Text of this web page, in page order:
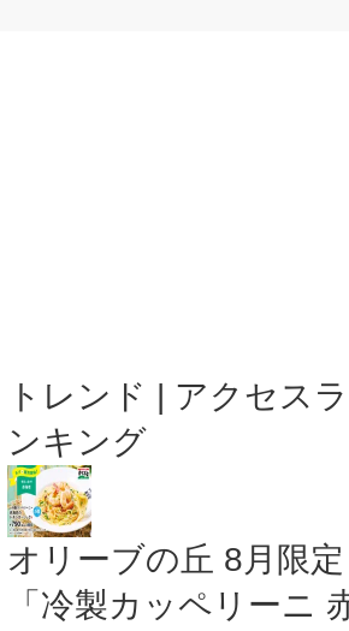
トレンド | アクセスラ
ンキング
オリーブの丘 8月限定
「冷製カッペリーニ